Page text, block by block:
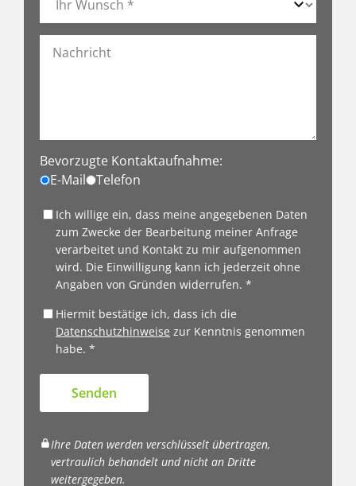
Bevorzugte Kontaktaufnahme:
E-Mail
Telefon
Ich willige ein, dass meine angegebenen Daten
zum Zwecke der Bearbeitung meiner Anfrage
verarbeitet und Kontakt zu mir aufgenommen
wird. Die Einwilligung kann ich jederzeit ohne
Angaben von Gründen widerrufen. *
Hiermit bestätige ich, dass ich die
Datenschutzhinweise zur Kenntnis genommen
habe. *
Senden
Ihre Daten werden verschlüsselt übertragen,
vertraulich behandelt und nicht an Dritte
weitergegeben.